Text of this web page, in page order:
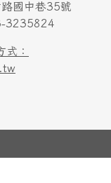
國中巷35號
3235824
：